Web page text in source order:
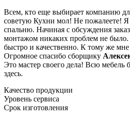
Всем, кто еще выбирает компанию
советую Кухни мол! Не пожалеете! Я
спальню. Начиная с обсуждения
монтажом никаких проблем не было.
быстро и качественно. К тому же
Огромное спасибо сборщику
Это мастер своего дела! Всю мебель
здесь.
Качество продукции
Уровень сервиса
Срок изготовления